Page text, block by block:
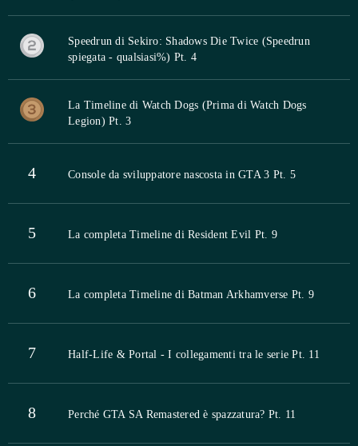
Speedrun di Sekiro: Shadows Die Twice (Speedrun
spiegata - qualsiasi%) Pt. 4
La Timeline di Watch Dogs (Prima di Watch Dogs
Legion) Pt. 3
4 Console da sviluppatore nascosta in GTA 3 Pt. 5
5 La completa Timeline di Resident Evil Pt. 9
6 La completa Timeline di Batman Arkhamverse Pt. 9
7 Half-Life & Portal - I collegamenti tra le serie Pt. 11
8 Perché GTA SA Remastered è spazzatura? Pt. 11